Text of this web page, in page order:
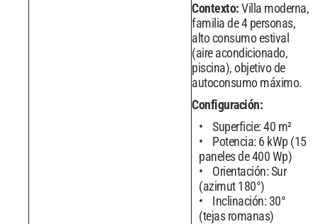
Contexto:Villa moderna,
familia de 4 personas,
alto consumo estival
(aire acondicionado,
piscina), objetivo de
autoconsumo máximo.
Configuración:
Superficie: 40 m²
Potencia: 6 kWp (15
paneles de 400 Wp)
Orientación: Sur
(azimut 180°)
Inclinación: 30°
(tejas romanas)